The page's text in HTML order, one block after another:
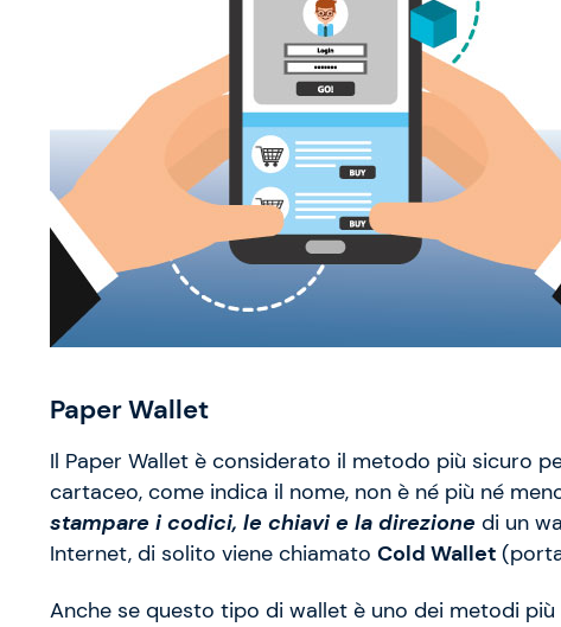
Paper Wallet
Il Paper Wallet è considerato il metodo più sicuro
cartaceo, come indica il nome, non è né più né
stampare i codici, le chiavi e la direzione di un
Internet, di solito viene chiamato Cold Wallet
Anche se questo tipo di wallet è uno dei metodi